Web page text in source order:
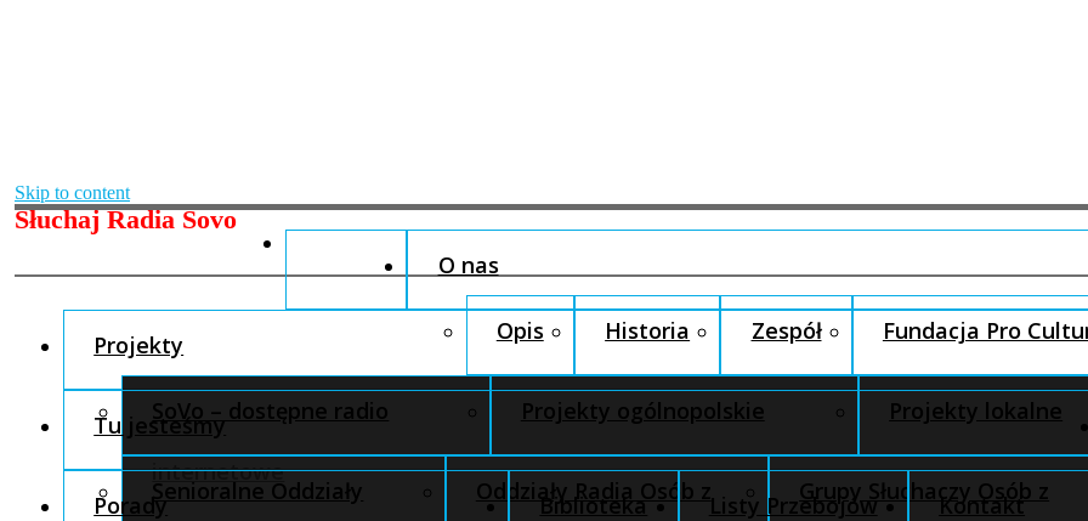
Skip to content
Słuchaj Radia Sovo
O nas
Opis Historia Zespół Fundacja Pro
Projekty
SoVo – dostępne radio
internetowe
Projekty ogólnopolskie Projekty lokalne
Tu jesteśmy
Senioralne Oddziały Oddziały Radia Osób z Grupy Słuchaczy Osób z
Porady Biblioteka Listy Przebojów Kontakt